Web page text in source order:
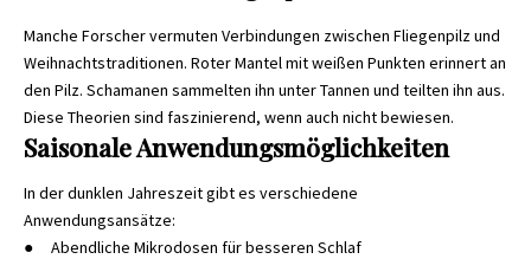
Manche Forscher vermuten Verbindungen zwischen Fliegenpilz und
Weihnachtstraditionen. Roter Mantel mit weißen Punkten erinnert an
den Pilz. Schamanen sammelten ihn unter Tannen und teilten ihn aus.
Diese Theorien sind faszinierend, wenn auch nicht bewiesen.
Saisonale Anwendungsmöglichkeiten
In der dunklen Jahreszeit gibt es verschiedene
Anwendungsansätze:
● Abendliche Mikrodosen für besseren Schlaf